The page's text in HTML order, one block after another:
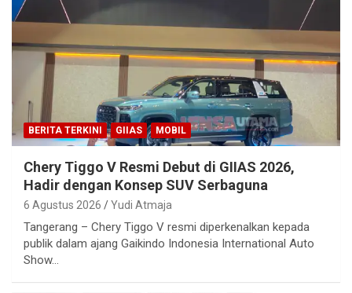
BERITA TERKINI GIIAS MOBIL
Chery Tiggo V Resmi Debut di GIIAS 2026,
Hadir dengan Konsep SUV Serbaguna
6 Agustus 2026 Yudi Atmaja
Tangerang – Chery Tiggo V resmi diperkenalkan kepada
publik dalam ajang Gaikindo Indonesia International Auto
Show…